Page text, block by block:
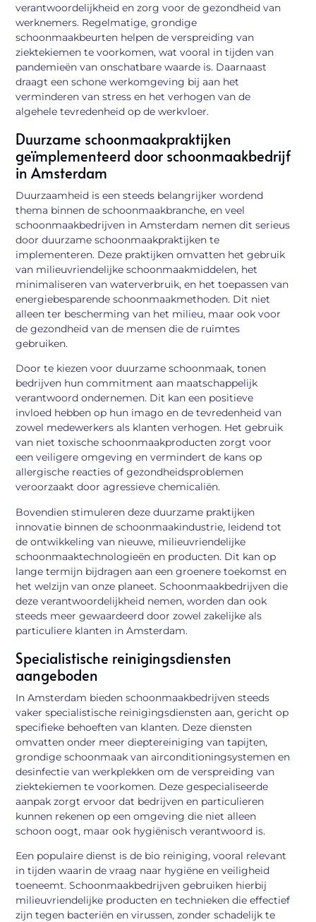
verantwoordelijkheid en zorg voor de gezondheid van
werknemers. Regelmatige, grondige
schoonmaakbeurten helpen de verspreiding van
ziektekiemen te voorkomen, wat vooral in tijden van
pandemieën van onschatbare waarde is. Daarnaast
draagt een schone werkomgeving bij aan het
verminderen van stress en het verhogen van de
algehele tevredenheid op de werkvloer.
Duurzame schoonmaakpraktijken
geïmplementeerd door schoonmaakbedrijf
in Amsterdam
Duurzaamheid is een steeds belangrijker wordend
thema binnen de schoonmaakbranche, en veel
schoonmaakbedrijven in Amsterdam nemen dit serieus
door duurzame schoonmaakpraktijken te
implementeren. Deze praktijken omvatten het gebruik
van milieuvriendelijke schoonmaakmiddelen, het
minimaliseren van waterverbruik, en het toepassen van
energiebesparende schoonmaakmethoden. Dit niet
alleen ter bescherming van het milieu, maar ook voor
de gezondheid van de mensen die de ruimtes
gebruiken.
Door te kiezen voor duurzame schoonmaak, tonen
bedrijven hun commitment aan maatschappelijk
verantwoord ondernemen. Dit kan een positieve
invloed hebben op hun imago en de tevredenheid van
zowel medewerkers als klanten verhogen. Het gebruik
van niet toxische schoonmaakproducten zorgt voor
een veiligere omgeving en vermindert de kans op
allergische reacties of gezondheidsproblemen
veroorzaakt door agressieve chemicaliën.
Bovendien stimuleren deze duurzame praktijken
innovatie binnen de schoonmaakindustrie, leidend tot
de ontwikkeling van nieuwe, milieuvriendelijke
schoonmaaktechnologieën en producten. Dit kan op
lange termijn bijdragen aan een groenere toekomst en
het welzijn van onze planeet. Schoonmaakbedrijven die
deze verantwoordelijkheid nemen, worden dan ook
steeds meer gewaardeerd door zowel zakelijke als
particuliere klanten in Amsterdam.
Specialistische reinigingsdiensten
aangeboden
In Amsterdam bieden schoonmaakbedrijven steeds
vaker specialistische reinigingsdiensten aan, gericht op
specifieke behoeften van klanten. Deze diensten
omvatten onder meer dieptereiniging van tapijten,
grondige schoonmaak van airconditioningsystemen en
desinfectie van werkplekken om de verspreiding van
ziektekiemen te voorkomen. Deze gespecialiseerde
aanpak zorgt ervoor dat bedrijven en particulieren
kunnen rekenen op een omgeving die niet alleen
schoon oogt, maar ook hygiënisch verantwoord is.
Een populaire dienst is de bio reiniging, vooral relevant
in tijden waarin de vraag naar hygiëne en veiligheid
toeneemt. Schoonmaakbedrijven gebruiken hierbij
milieuvriendelijke producten en technieken die effectief
zijn tegen bacteriën en virussen, zonder schadelijk te